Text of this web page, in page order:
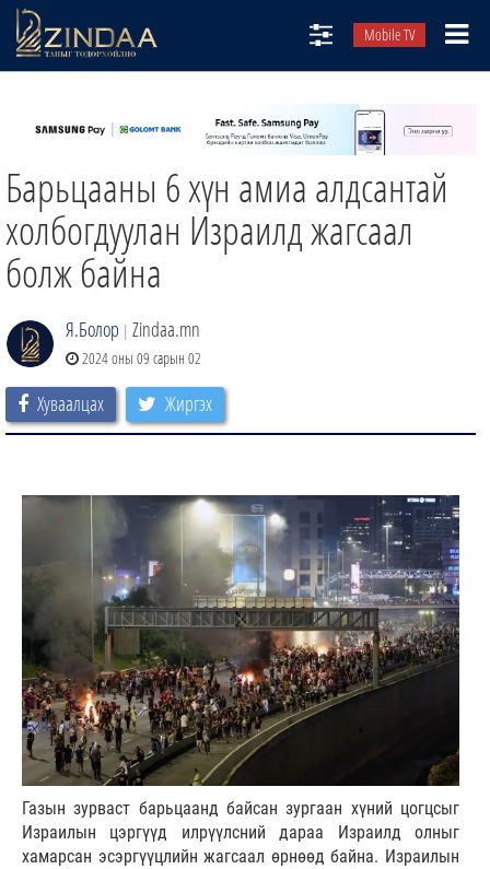
Mobile TV
ТВ8
ӨГЛӨӨНИЙ СОНИН
АУДИО ЗОХИОЛ
ЗИНДАА СЭТГҮҮЛ
Барьцааны 6 хүн амиа алдсантай
холбогдуулан Израилд жагсаал
болж байна
Я.Болор | Zindaa.mn
2024 оны 09 сарын 02
Хуваалцах Жиргэх
Газын зурваст барьцаанд байсан зургаан хүний цогцсыг
Израилын цэргүүд илрүүлсний дараа Израилд олныг
хамарсан эсэргүүцлийн жагсаал өрнөөд байна. Израилын